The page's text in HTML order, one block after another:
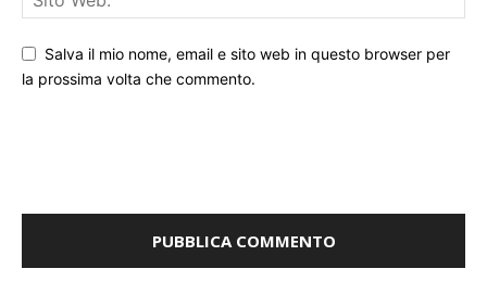
Salva il mio nome, email e sito web in questo browser per
la prossima volta che commento.